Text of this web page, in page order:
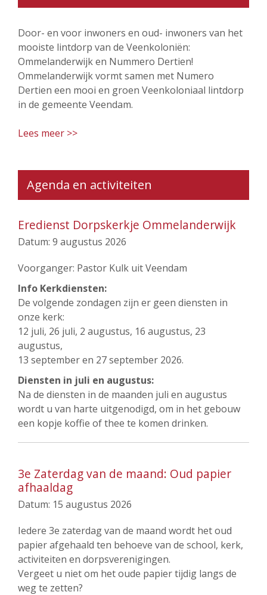
Door- en voor inwoners en oud- inwoners van het
mooiste lintdorp van de Veenkoloniën:
Ommelanderwijk en Nummero Dertien!
Ommelanderwijk vormt samen met Numero
Dertien een mooi en groen Veenkoloniaal lintdorp
in de gemeente Veendam.
Lees meer >>
Agenda en activiteiten
Eredienst Dorpskerkje Ommelanderwijk
Datum: 9 augustus 2026
Voorganger: Pastor Kulk uit Veendam
Info Kerkdiensten:
De volgende zondagen zijn er geen diensten in
onze kerk:
12 juli, 26 juli, 2 augustus, 16 augustus, 23
augustus,
13 september en 27 september 2026.
Diensten in juli en augustus:
Na de diensten in de maanden juli en augustus
wordt u van harte uitgenodigd, om in het gebouw
een kopje koffie of thee te komen drinken.
3e Zaterdag van de maand: Oud papier
afhaaldag
Datum: 15 augustus 2026
Iedere 3e zaterdag van de maand wordt het oud
papier afgehaald ten behoeve van de school, kerk,
activiteiten en dorpsverenigingen.
Vergeet u niet om het oude papier tijdig langs de
weg te zetten?